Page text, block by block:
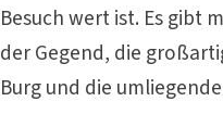
Besuch wert ist. Es gibt
der Gegend, die
Burg und die